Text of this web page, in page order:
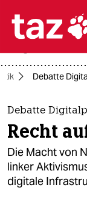

themen
politik
öko
gesellschaft
Debatte
Debatte
Recht
Die Macht von
linker
digitale